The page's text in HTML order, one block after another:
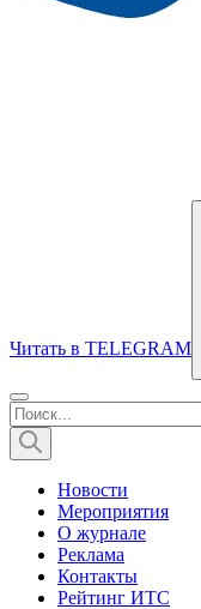
Читать в TELEGRAM
Новости
Мероприятия
О журнале
Реклама
Контакты
Рейтинг ИТС